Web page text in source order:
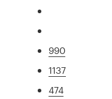
990
1137
474